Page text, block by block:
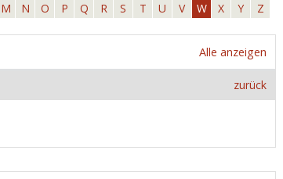
M N O P Q R S T U V W X Y Z
Alle anzeigen
zurück